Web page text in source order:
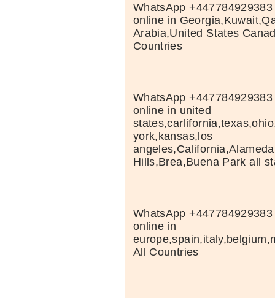
WhatsApp
online in
Arabia,United States
Countries
WhatsApp
online in united
york,kansas,los
Hills,Brea,Buena Park all
WhatsApp
online in
All Countries